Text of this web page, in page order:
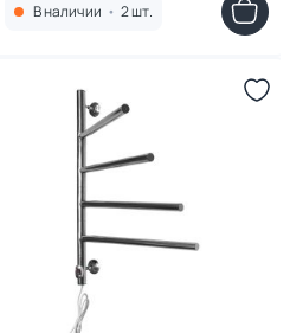
В наличии • 2 шт.